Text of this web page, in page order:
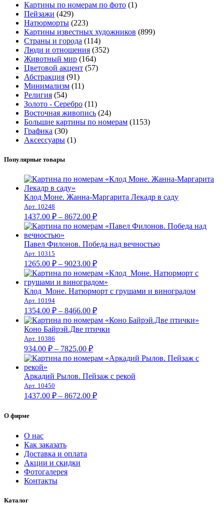
Картины по номерам по фото (1)
Пейзажи (429)
Натюрморты (223)
Картины известных художников (899)
Страны и города (114)
Люди и отношения (352)
Животный мир (164)
Цветовой акцент (57)
Абстракция (91)
Минимализм (11)
Религия (54)
Золото - Серебро (11)
Восточная живопись (24)
Большие картины по номерам (1153)
Графика (30)
Аксессуары (1)
Популярные товары
Клод Моне. Жанна-Маргарита Лекадр в саду
Арт. 10248
1437.00 ₽ – 8672.00 ₽Диапазон
цен:
–
Павел Филонов. Победа над вечностью
Арт. 10315
1265.00 ₽ – 9023.00 ₽Диапазон
цен:
1265.00 ₽
–
Клод Моне. Натюрморт с грушами и виноградом
Арт. 10194
1354.00 ₽ – 8466.00 ₽Диапазон
цен:
1354.00 ₽
Коно Байрэй.Две птички
Арт. 10386
934.00 ₽ – 7825.00 ₽Диапазон
цен:
–
Аркадий Рылов. Пейзаж с рекой
Арт. 10450
1437.00 ₽ – 8672.00 ₽Диапазон
О фирме
О нас
Как заказать
Доставка и оплата
Акции и скидки
Фотогалерея
Контакты
Каталог